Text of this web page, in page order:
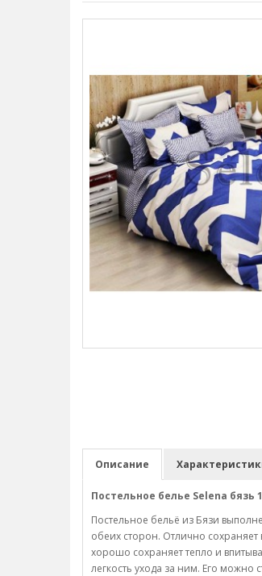
Описание
Постельное белье Selena бязь
Постельное бельё из Бязи
обеих сторон. Отлично
хорошо сохраняет тепло и
легкость ухода за ним. Его можно